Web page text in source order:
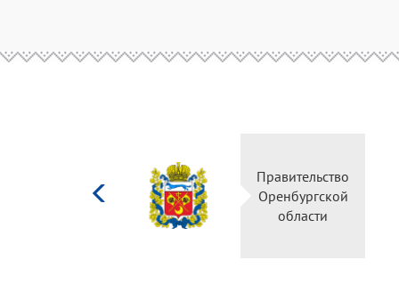
Правительство
Оренбургской
области